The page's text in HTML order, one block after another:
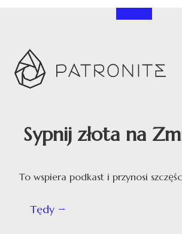
Sypnij złota na
To wspiera podkast i przynosi
Tędy